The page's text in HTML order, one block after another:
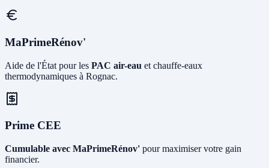
MaPrimeRénov'
Aide de l'État pour les PAC air-eau et chauffe-eaux
thermodynamiques à Rognac.
Prime CEE
Cumulable avec MaPrimeRénov' pour maximiser votre gain
financier.